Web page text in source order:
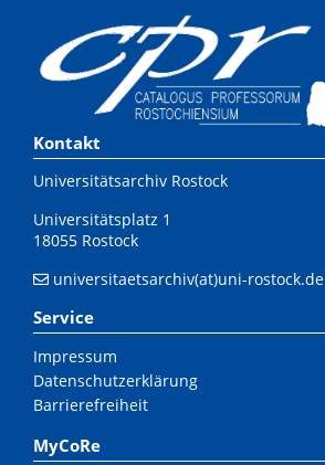
Kontakt
Universitätsarchiv Rostock
Universitätsplatz 1
18055 Rostock
universitaetsarchiv(at)uni-rostock.de
Service
Impressum
Datenschutzerklärung
Barrierefreiheit
MyCoRe